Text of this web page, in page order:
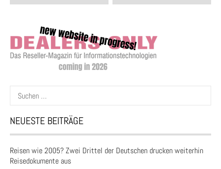
Suchen
nach:
NEUESTE BEITRÄGE
Reisen wie 2005? Zwei Drittel der Deutschen drucken weiterhin
Reisedokumente aus